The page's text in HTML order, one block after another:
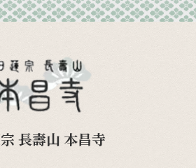
長壽山 本昌寺